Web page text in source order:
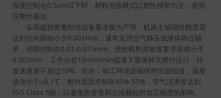
深度控制在0.5μ m 以下时，材料去除模式以塑性耕犁为主，表面
完整性最佳。
实现超精密磨削对设备要求极为严苛。机床主轴回转精度需
达到径向跳动小于 0.001mm ，通常采用空气静压或液体静压轴
承，间隙控制在0.01-0.015mm 。进给机构灵敏度要求误差小于
0.002mm ，工作台在 10mm/min 低速下需保持无爬行运行，往
复速度差不超过 10% 。此外，加工环境必须保持恒温恒湿，温度
波动小于±0.1 ℃，相对湿度控制在45%-55% ，空气洁净度达到
ISO Class 5级，以避免热变形和尘埃颗粒对加工精度的影响。